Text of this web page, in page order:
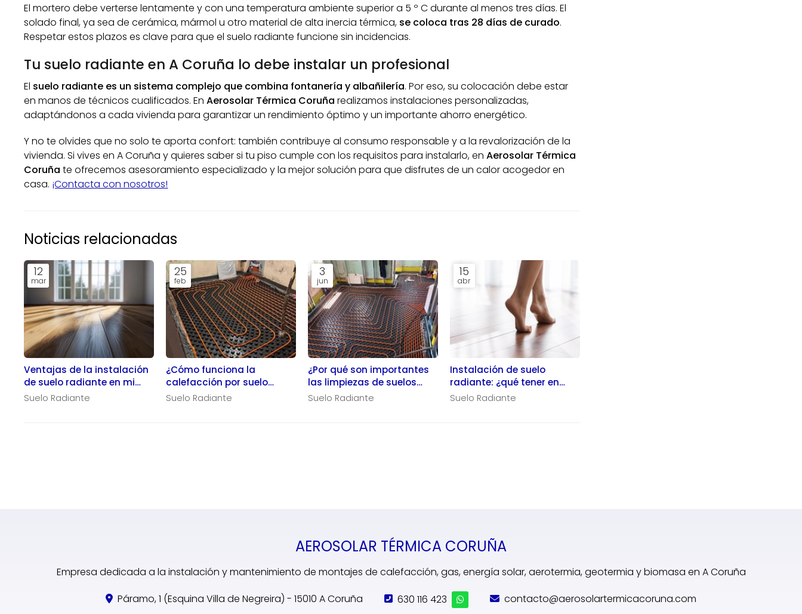
El mortero debe verterse lentamente y con una temperatura ambiente superior a 5 º C durante al menos tres días. El
solado final, ya sea de cerámica, mármol u otro material de alta inercia térmica, se coloca tras 28 días de curado.
Respetar estos plazos es clave para que el suelo radiante funcione sin incidencias.
Tu suelo radiante en A Coruña lo debe instalar un profesional
El suelo radiante es un sistema complejo que combina fontanería y albañilería. Por eso, su colocación debe estar
en manos de técnicos cualificados. EnAerosolar Térmica Coruña realizamos instalaciones personalizadas,
adaptándonos a cada vivienda para garantizar un rendimiento óptimo y un importante ahorro energético.
Y no te olvides que no solo te aporta confort: también contribuye al consumo responsable y a la revalorización de la
vivienda. Si vives en A Coruña y quieres saber si tu piso cumple con los requisitos para instalarlo, enAerosolar Térmica
Coruña te ofrecemos asesoramiento especializado y la mejor solución para que disfrutes de un calor acogedor en
casa. ¡Contacta con nosotros!
Noticias relacionadas
12
mar
Ventajas de la instalación
de suelo radiante en mi
hogar
Suelo Radiante
25
feb
¿Cómo funciona la
calefacción por suelo
radiante en una vivienda?
Suelo Radiante
3
jun
¿Por qué son importantes
las limpiezas de suelos
radiantes?
Suelo Radiante
15
abr
Instalación de suelo
radiante: ¿qué tener en
cuenta?
Suelo Radiante
AEROSOLAR TÉRMICA CORUÑA
Empresa dedicada a la instalación y mantenimiento de montajes de calefacción, gas, energía solar, aerotermia, geotermia y biomasa en A Coruña
Páramo, 1 (Esquina Villa de Negreira) - 15010 A Coruña
630 116 423 contacto@aerosolartermicacoruna.com